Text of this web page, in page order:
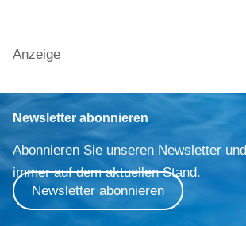
Anzeige
Newsletter abonnieren
Abonnieren Sie unseren Newsletter
immer auf dem aktuellen Stand.
Newsletter abonnieren